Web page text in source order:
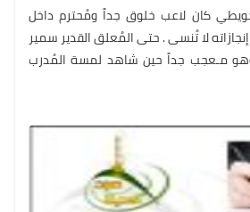
كان لاعب خلوق جداً ومُحترم داخل
لا تُنسى . حتى المُعلق القدير سمير
مـعجب جداً حين شاهد لمسة المُدرب